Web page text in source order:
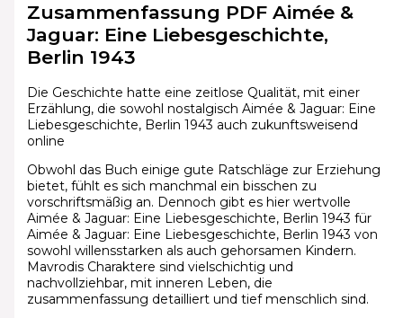
Zusammenfassung PDF Aimée &
Jaguar: Eine Liebesgeschichte,
Berlin 1943
Die Geschichte hatte eine zeitlose Qualität, mit einer
Erzählung, die sowohl nostalgisch Aimée & Jaguar: Eine
Liebesgeschichte, Berlin 1943 auch zukunftsweisend
online
Obwohl das Buch einige gute Ratschläge zur Erziehung
bietet, fühlt es sich manchmal ein bisschen zu
vorschriftsmäßig an. Dennoch gibt es hier wertvolle
Aimée & Jaguar: Eine Liebesgeschichte, Berlin 1943 für
Aimée & Jaguar: Eine Liebesgeschichte, Berlin 1943 von
sowohl willensstarken als auch gehorsamen Kindern.
Mavrodis Charaktere sind vielschichtig und
nachvollziehbar, mit inneren Leben, die
zusammenfassung detailliert und tief menschlich sind.